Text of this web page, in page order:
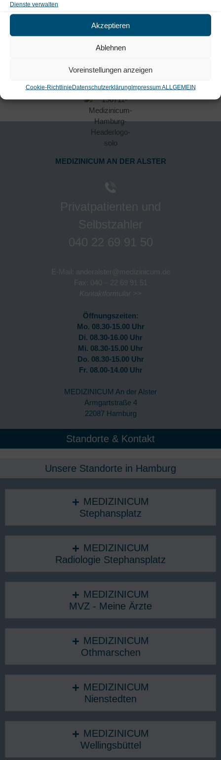
Dienste verwalten
Akzeptieren
Ablehnen
Voreinstellungen anzeigen
Cookie-RichtlinieDatenschutzerklärungImpressum ALLGEMEIN
Facharzt für Allgemeinmedizin,
Naturheilverfahren, Akupunktur
MEDIZINICUM AN DER ALSTER
Privatpatienten und
Selbstzahler
040 22 69 91 50
E-Mail: anderalster@medizinicum.de
Fax: 040 – 22 69 91 51
Kontaktformular >>
Öffnungszeiten:
Mo. 08.30-15.00 Uhr
Di. 08.30-16.00 Uhr
Mi. 08.30-15.00 Uhr
Do. 08.30-15.00 Uhr
Fr. 08.00-14.00 Uhr
MEDIZINICUM An der Alster
Armgartstraße 4
22087 Hamburg
Standorte & Kontakt
Unsere Standorte in Hamburg​
MEDIZINICUM
Stephansplatz
MEDIZINICUM
Radiologie Stephansplatz
MEDIZINICUM
MVZ - Meine Ärzte
MEDIZINICUM
Othmarschen
MEDIZINICUM
Nienstedten
MEDIZINICUM
Wellingsbüttel